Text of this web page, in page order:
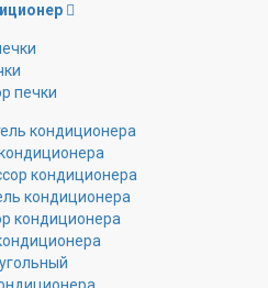
печки
кондиционера
кондиционера
кондиционера
кондиционера